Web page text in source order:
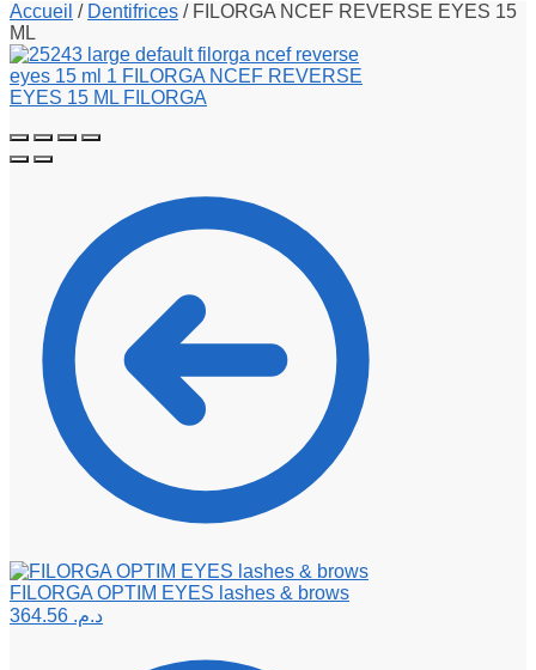
Accueil / Dentifrices / FILORGA NCEF REVERSE EYES 15
ML
FILORGA OPTIM EYES lashes & brows
د.م.